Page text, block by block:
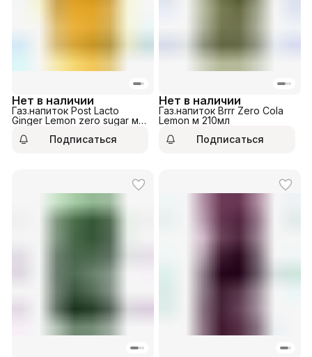
Нет в наличии
Газ.напиток Post Lacto
Ginger Lemon zero sugar м
Подписаться
Нет в наличии
Газ.напиток Brrr Zero Cola
Lemon м 210мл
Подписаться